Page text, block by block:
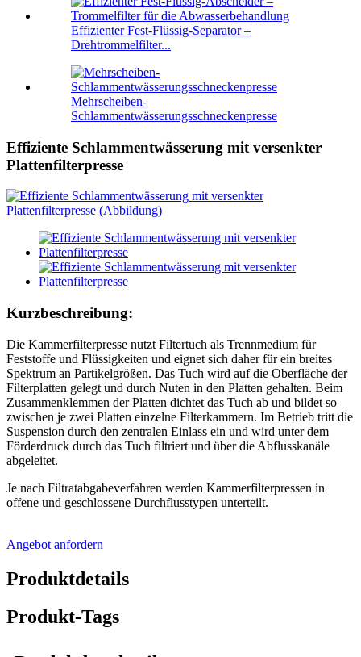
Effizienter Fest-Flüssig-Separator –
Drehtrommelfilter...
Mehrscheiben-
Schlammentwässerungsschneckenpresse
Effiziente Schlammentwässerung mit versenkter
Plattenfilterpresse
Kurzbeschreibung:
Die Kammerfilterpresse nutzt Filtertuch als Trennmedium für
Feststoffe und Flüssigkeiten und eignet sich daher für ein breites
Spektrum an Partikelgrößen. Das Tuch wird auf die Oberfläche der
Filterplatten gelegt und durch Nuten in den Platten gehalten. Beim
Zusammenklemmen der Platten dichtet das Tuch ab und bildet so
zwischen je zwei Platten einzelne Filterkammern. Im Betrieb tritt die
Suspension durch den zentralen Einlass ein und wird unter dem
Förderdruck durch das Tuch filtriert und über die Abflusskanäle
abgeleitet.
Je nach Filtratabgabeverfahren werden Kammerfilterpressen in
offene und geschlossene Durchflusstypen unterteilt.
Angebot anfordern
Produktdetails
Produkt-Tags